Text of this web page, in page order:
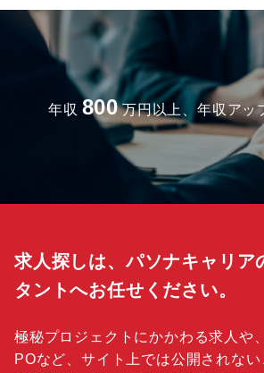
年収 800 万円以上、年収アッ
求人探しは、パソナキャリア
タントへお任せください。
極秘プロジェクトにかかわる求人や
POなど、サイト上では公開されない